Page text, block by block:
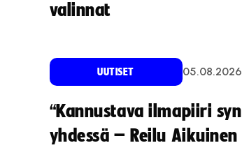
valinnat
UUTISET 05.08.2026
“Kannustava ilmapiiri
yhdessä – Reilu